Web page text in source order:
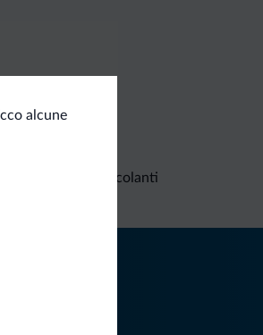
alcune
Richieste non vincolanti